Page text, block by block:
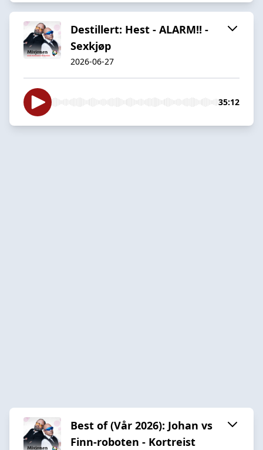
Destillert: Hest - ALARM!! -
Sexkjøp
2026-06-27
35:12
Best of (Vår 2026): Johan vs
Finn-roboten - Kortreist